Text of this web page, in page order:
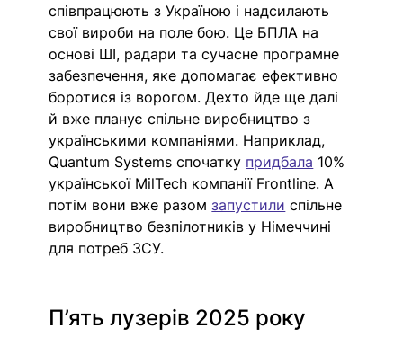
співпрацюють з Україною і надсилають
свої вироби на поле бою. Це БПЛА на
основі ШІ, радари та сучасне програмне
забезпечення, яке допомагає ефективно
боротися із ворогом. Дехто йде ще далі
й вже планує спільне виробництво з
українськими компаніями. Наприклад,
Quantum Systems спочатку придбала 10%
української MilTech компанії Frontline. А
потім вони вже разом запустили спільне
виробництво безпілотників у Німеччині
для потреб ЗСУ.
П’ять лузерів 2025 року